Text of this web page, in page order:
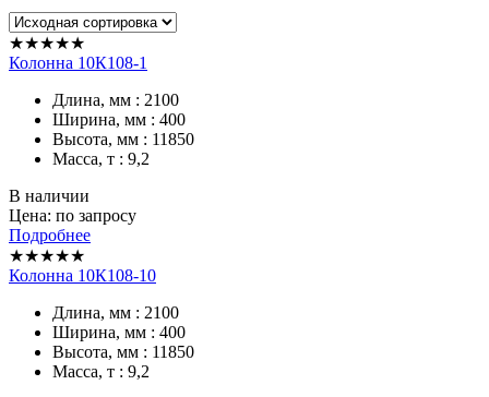
★★★★★
Колонна 10К108-1
Длина, мм : 2100
Ширина, мм : 400
Высота, мм : 11850
Масса, т : 9,2
В наличии
Цена: по запросу
Подробнее
★★★★★
Колонна 10К108-10
Длина, мм : 2100
Ширина, мм : 400
Высота, мм : 11850
Масса, т : 9,2